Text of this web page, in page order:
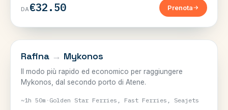
DA€32.50 Prenota
CICLADI
Rafina → Mykonos
Il modo più rapido ed economico per raggiungere
Mykonos, dal secondo porto di Atene.
~1h 50m · Golden Star Ferries, Fast Ferries, Seajets